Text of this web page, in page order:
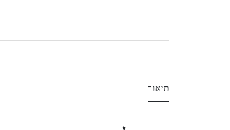
תיאור